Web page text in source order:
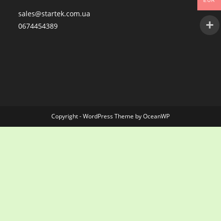
sales@startek.com.ua
0674454389
Copyright - WordPress Theme by OceanWP